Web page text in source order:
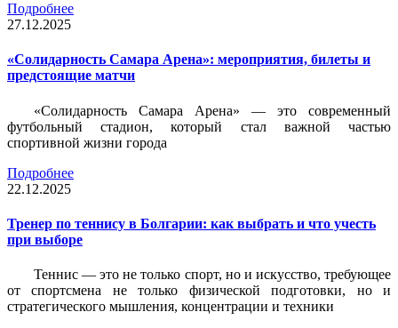
Подробнее
27.12.2025
«Солидарность Самара Арена»: мероприятия, билеты и
предстоящие матчи
«Солидарность Самара Арена» — это современный
футбольный стадион, который стал важной частью
спортивной жизни города
Подробнее
22.12.2025
Тренер по теннису в Болгарии: как выбрать и что учесть
при выборе
Теннис — это не только спорт, но и искусство, требующее
от спортсмена не только физической подготовки, но и
стратегического мышления, концентрации и техники